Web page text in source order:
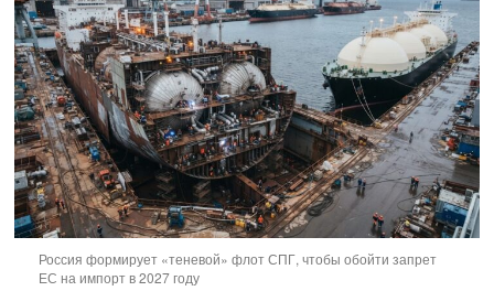
Россия формирует «теневой» флот СПГ, чтобы обойти запрет
ЕС на импорт в 2027 году